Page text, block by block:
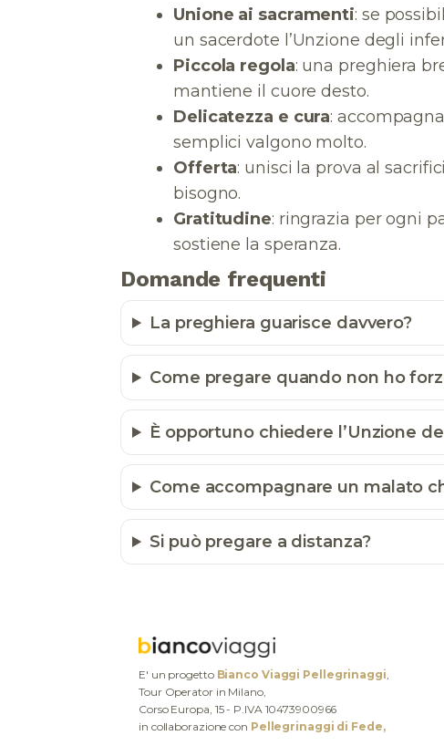
Unione ai sacramenti: se
un sacerdote l’Unzione degli
Piccola regola: una preghiera
mantiene il cuore desto.
Delicatezza e cura:
semplici valgono molto.
Offerta: unisci la prova al
bisogno.
Gratitudine: ringrazia per ogni
sostiene la speranza.
Domande frequenti
La preghiera guarisce davvero?
Come pregare quando non ho
È opportuno chiedere l’Unzione
Come accompagnare un malato
Si può pregare a distanza?
E' un progetto Bianco Viaggi Pellegrinaggi
Tour Operator in Milano,
Corso Europa, 15 - P.IVA 10473900966
in collaborazione con Pellegrinaggi di Fede,